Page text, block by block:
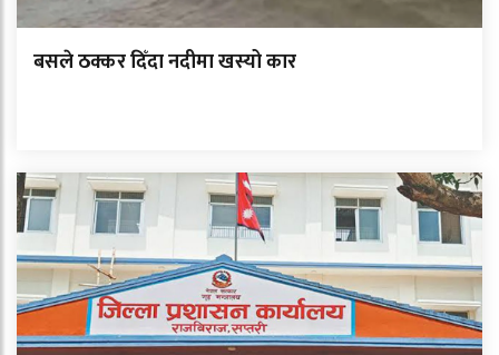
बसले ठक्कर दिँदा नदीमा खस्यो कार